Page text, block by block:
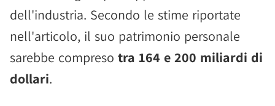
dell'industria. Secondo le stime riportate
nell'articolo, il suo patrimonio personale
sarebbe compreso tra 164 e 200 miliardi di
dollari.